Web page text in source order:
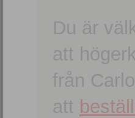
Du är
att
från
att